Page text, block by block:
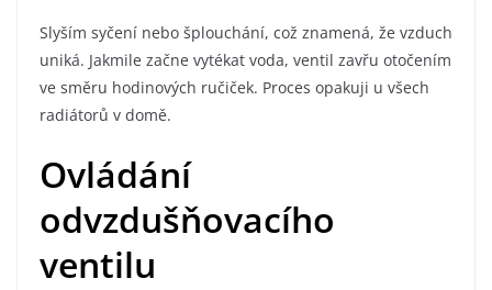
Slyším syčení nebo šplouchání, což znamená, že vzduch
uniká. Jakmile začne vytékat voda, ventil zavřu otočením
ve směru hodinových ručiček. Proces opakuji u všech
radiátorů v domě.
Ovládání
odvzdušňovacího
ventilu